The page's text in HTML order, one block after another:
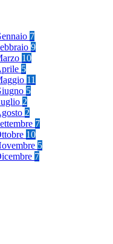
7
9
10
5
11
5
2
2
7
10
5
7